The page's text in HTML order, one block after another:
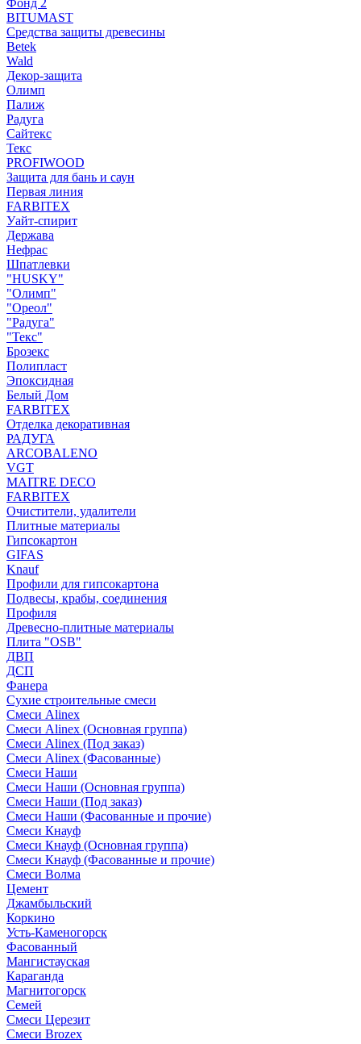
Фонд 2
BITUMAST
Средства защиты древесины
Betek
Wald
Декор-защита
Олимп
Палиж
Радуга
Сайтекс
Текс
PROFIWOOD
Защита для бань и саун
Первая линия
FARBITEX
Уайт-спирит
Держава
Нефрас
Шпатлевки
"HUSKY"
"Олимп"
"Ореол"
"Радуга"
"Текс"
Брозекс
Полипласт
Эпоксидная
Белый Дом
FARBITEX
Отделка декоративная
РАДУГА
ARCOBALENO
VGT
MAITRE DECO
FARBITEX
Очистители, удалители
Плитные материалы
Гипсокартон
GIFAS
Knauf
Профили для гипсокартона
Подвесы, крабы, соединения
Профиля
Древесно-плитные материалы
Плита "OSB"
ДВП
ДСП
Фанера
Сухие строительные смеси
Смеси Alinex
Смеси Alinex (Основная группа)
Смеси Alinex (Под заказ)
Смеси Alinex (Фасованные)
Смеси Наши
Смеси Наши (Основная группа)
Смеси Наши (Под заказ)
Смеси Наши (Фасованные и прочие)
Смеси Кнауф
Смеси Кнауф (Основная группа)
Смеси Кнауф (Фасованные и прочие)
Смеси Волма
Цемент
Джамбыльский
Коркино
Усть-Каменогорск
Фасованный
Мангистауская
Караганда
Магнитогорск
Семей
Смеси Церезит
Смеси Brozex